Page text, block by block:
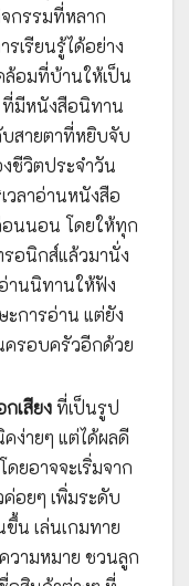
กรรมที่หลาก
เรียนรู้ได้อย่าง
ล้อมที่บ้านให้เป็น
ที่มีหนังสือนิทาน
สายตาที่หยิบจับ
ชีวิตประจำวัน
วลาอ่านหนังสือ
นนอน โดยให้ทุก
อนิกส์แล้วมานั่ง
านนิทานให้ฟัง
การอ่าน แต่ยัง
รอบครัวอีกด้วย
เสียงที่เป็นรูป
ง่ายๆ แต่ได้ผลดี
ยอาจจะเริ่มจาก
อยๆ เพิ่มระดับ
น เล่นเกมทาย
วามหมาย ชวนลูก